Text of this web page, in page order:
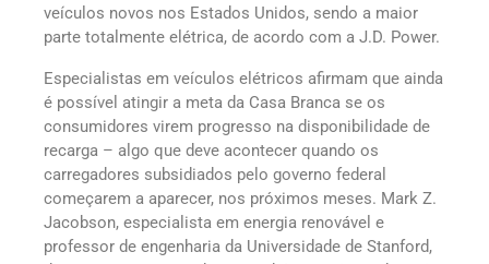
veículos novos nos Estados Unidos, sendo a maior
parte totalmente elétrica, de acordo com a J.D. Power.
Especialistas em veículos elétricos afirmam que ainda
é possível atingir a meta da Casa Branca se os
consumidores virem progresso na disponibilidade de
recarga – algo que deve acontecer quando os
carregadores subsidiados pelo governo federal
começarem a aparecer, nos próximos meses. Mark Z.
Jacobson, especialista em energia renovável e
professor de engenharia da Universidade de Stanford,